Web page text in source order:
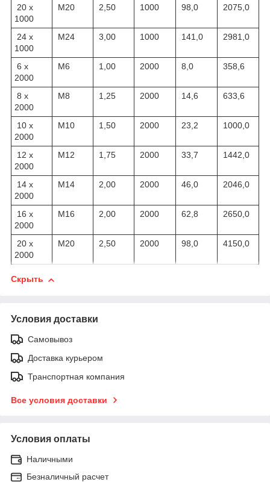
20 х
1000
M20 2,50 1000 98,0 2075,0
24 х
1000
M24 3,00 1000 141,0 2981,0
6 х
2000
M6 1,00 2000 8,0 358,6
8 х
2000
M8 1,25 2000 14,6 633,6
10 х
2000
M10 1,50 2000 23,2 1000,0
12 х
2000
M12 1,75 2000 33,7 1442,0
14 х
2000
M14 2,00 2000 46,0 2046,0
16 х
2000
M16 2,00 2000 62,8 2650,0
20 х
2000
M20 2,50 2000 98,0 4150,0
Скрыть
Условия доставки
Самовывоз
Доставка курьером
Транспортная компания
Все условия доставки
Условия оплаты
Наличными
Безналичный расчет